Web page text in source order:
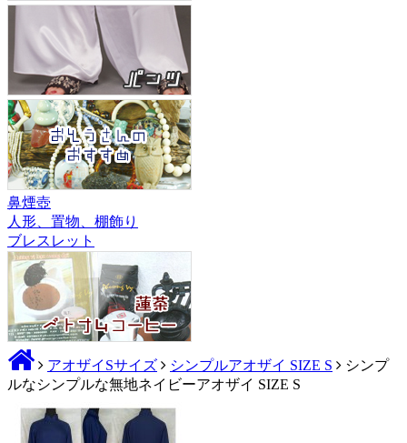
鼻煙壺
人形、置物、棚飾り
ブレスレット
アオザイSサイズ シンプルアオザイ SIZE S
シンプ
ルなシンプルな無地ネイビーアオザイ SIZE S